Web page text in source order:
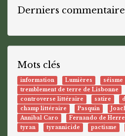
Derniers
Mots clés
information Lumières séisme
tremblement de terre de Lisbonne
controverse littéraire
satire
champ littéraire
Pasquin
Annibal Caro
Fernando de
tyran
tyrannicide pactisme